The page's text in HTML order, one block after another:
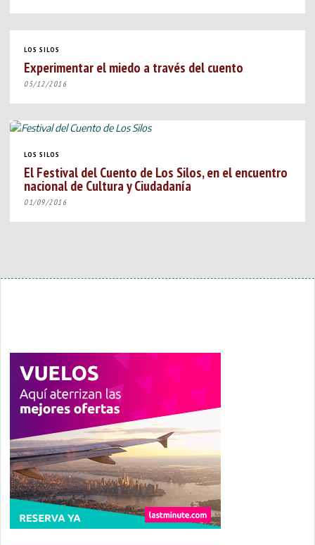
LOS SILOS
Experimentar el miedo a través del cuento
05/12/2016
LOS SILOS
El Festival del Cuento de Los Silos, en el encuentro
nacional de Cultura y Ciudadanía
01/09/2016